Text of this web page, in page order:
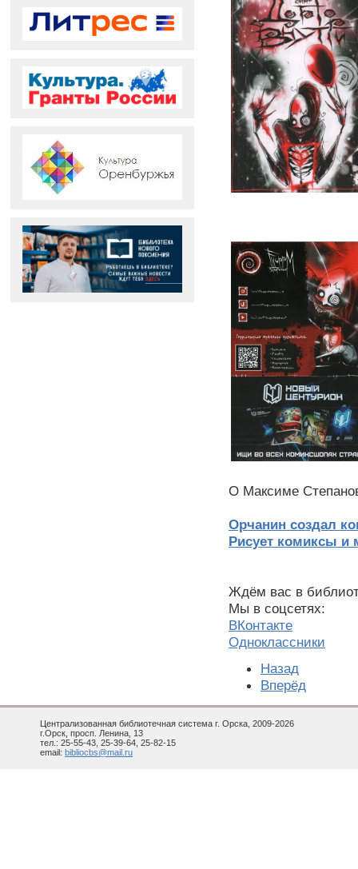
О Максиме
Орчанин создал
Рисует комиксы и
Ждём вас в
Мы в соцсетях:
ВКонтакте
Одноклассники
Назад
Вперёд
Централизованная библиотечная система г. Орска, 2009-2026
г.Орск, просп. Ленина, 13
тел.: 25-55-43, 25-39-64, 25-82-15
email: bibliocbs@mail.ru